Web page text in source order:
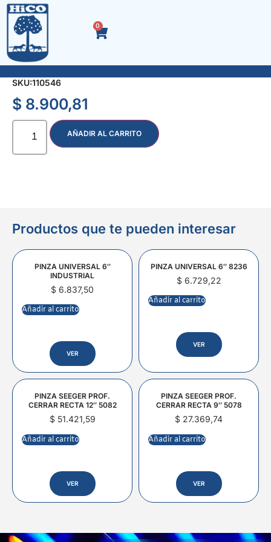
0
TUBO PUNTA RIBE M 10 x 100 mm. ENC. 1/2″ 4154
SKU:110546
$ 8.900,81
AÑADIR AL CARRITO
Productos que te pueden interesar
PINZA UNIVERSAL 6″
INDUSTRIAL
$ 6.837,50
Añadir al carrito
VER
PINZA UNIVERSAL 6″ 8236
$6.729,22
Añadir al carrito
VER
PINZA SEEGER PROF.
CERRAR RECTA 12″ 5082
$51.421,59
Añadir al carrito
VER
PINZA SEEGER PROF.
CERRAR RECTA 9″ 5078
$ 27.369,74
Añadir al carrito
VER